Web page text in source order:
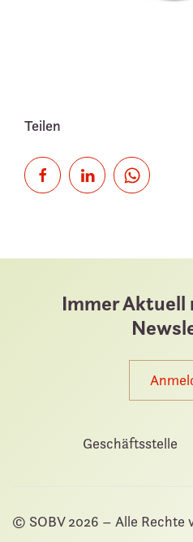
Teilen
Immer
Geschäftsstelle
© SOBV2026 – Alle Rechte